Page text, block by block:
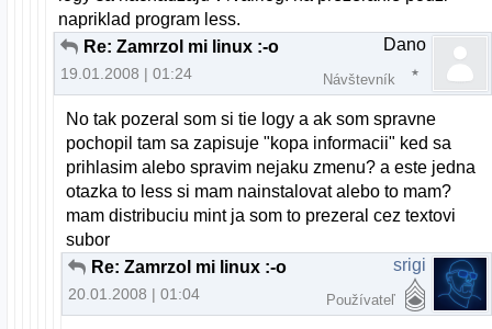
napriklad program less.
Re: Zamrzol mi linux :-o
19.01.2008 | 01:24
Dano
Návštevník
No tak pozeral som si tie logy a ak som spravne
pochopil tam sa zapisuje "kopa informacii" ked sa
prihlasim alebo spravim nejaku zmenu? a este jedna
otazka to less si mam nainstalovat alebo to mam?
mam distribuciu mint ja som to prezeral cez textovi
subor
Re: Zamrzol mi linux :-o
20.01.2008 | 01:04
srigi
Používateľ